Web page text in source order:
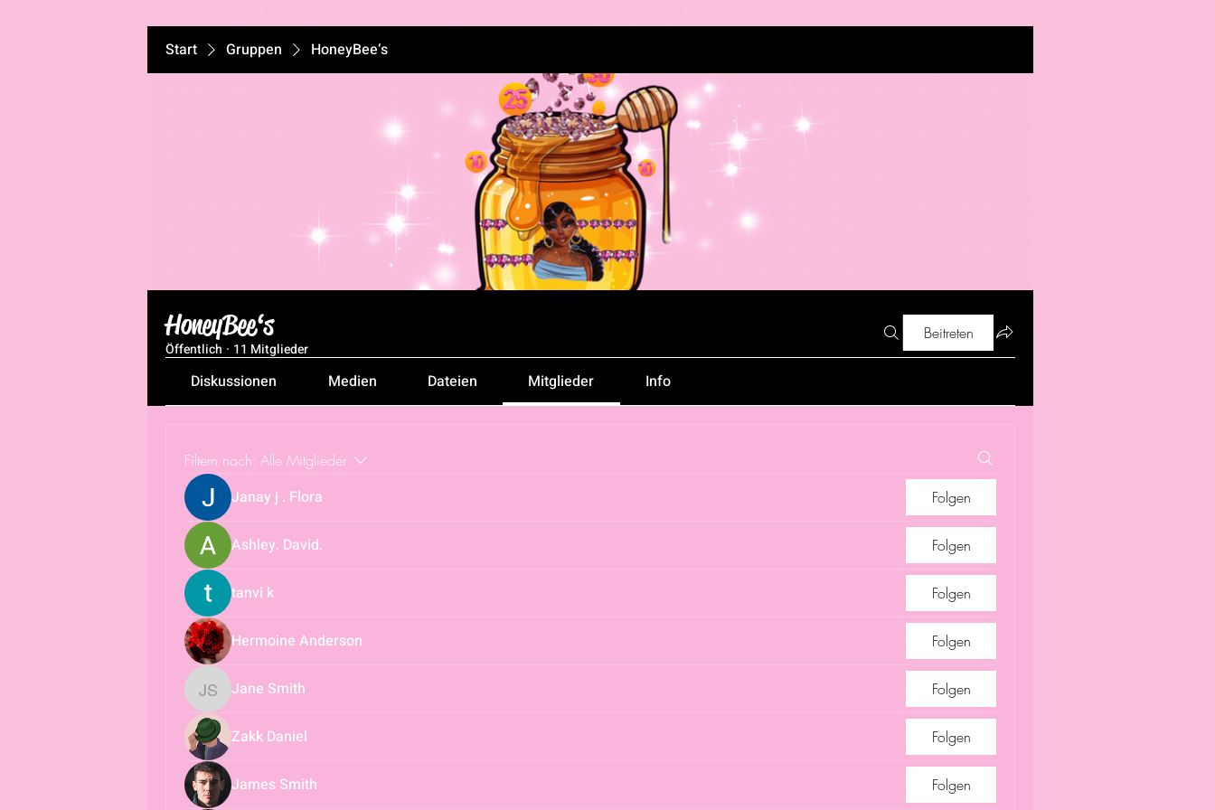
Start Gruppen HoneyBee‘s
HoneyBee‘s
Öffentlich · 11 Mitglieder
Beitreten
Diskussionen Medien Dateien Mitglieder Info
Filtern nach: Alle Mitglieder
Janay j . Flora Folgen
Ashley. David. Folgen
tanvi k Folgen
Hermoine Anderson Folgen
Jane Smith
Jane Smith Folgen
Zakk Daniel Folgen
James Smith Folgen